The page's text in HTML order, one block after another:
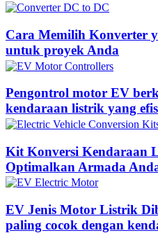
Cara Memilih Konverter
untuk proyek Anda
Pengontrol motor EV
kendaraan listrik yang
Kit Konversi Kendaraan
Optimalkan Armada
EV Jenis Motor Listrik
paling cocok dengan